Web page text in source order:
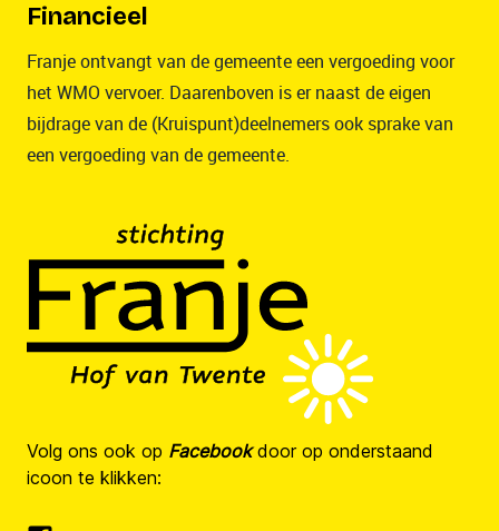
Financieel
Franje ontvangt van de gemeente een vergoeding voor
het WMO vervoer. Daarenboven is er naast de eigen
bijdrage van de (Kruispunt)deelnemers ook sprake van
een vergoeding van de gemeente.
Volg ons ook op Facebookdoor op onderstaand
icoon te klikken: